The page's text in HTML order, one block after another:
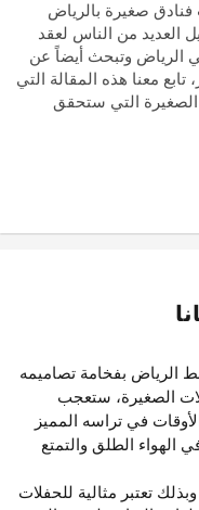
فنادق صغيرة بالرياض
العديد من الناس لعقد
الرياض وتبحث أيضاً عن
معنا هذه المقالة التي
التي ستحقق
الرياض بفخامة تصاميمه
الصغيرة، ستعجب
في تراسه المميز
الهواء الطلق والتمتع
وبذلك تعتبر مثالية للحفلات